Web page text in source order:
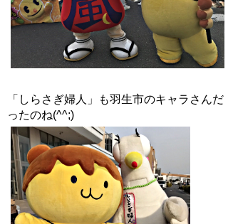
「しらさぎ婦人」も羽生市のキャラさんだ
ったのね(^^;)